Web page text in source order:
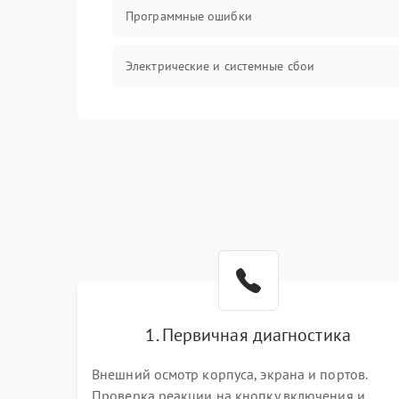
Программные ошибки
Электрические и системные сбои
Система охлаждения
1. Первичная диагностика
Внешний осмотр корпуса, экрана и портов.
Проверка реакции на кнопку включения и